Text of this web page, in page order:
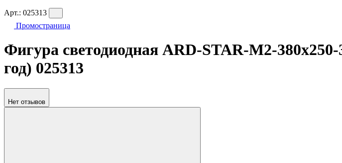
Арт.: 025313
Промостраница
Фигура cветодиодная ARD-STAR-M2-
год) 025313
Нет отзывов